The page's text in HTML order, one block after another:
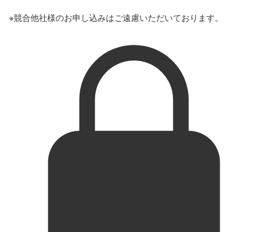
※競合他社様のお申し込みはご遠慮いただいております。